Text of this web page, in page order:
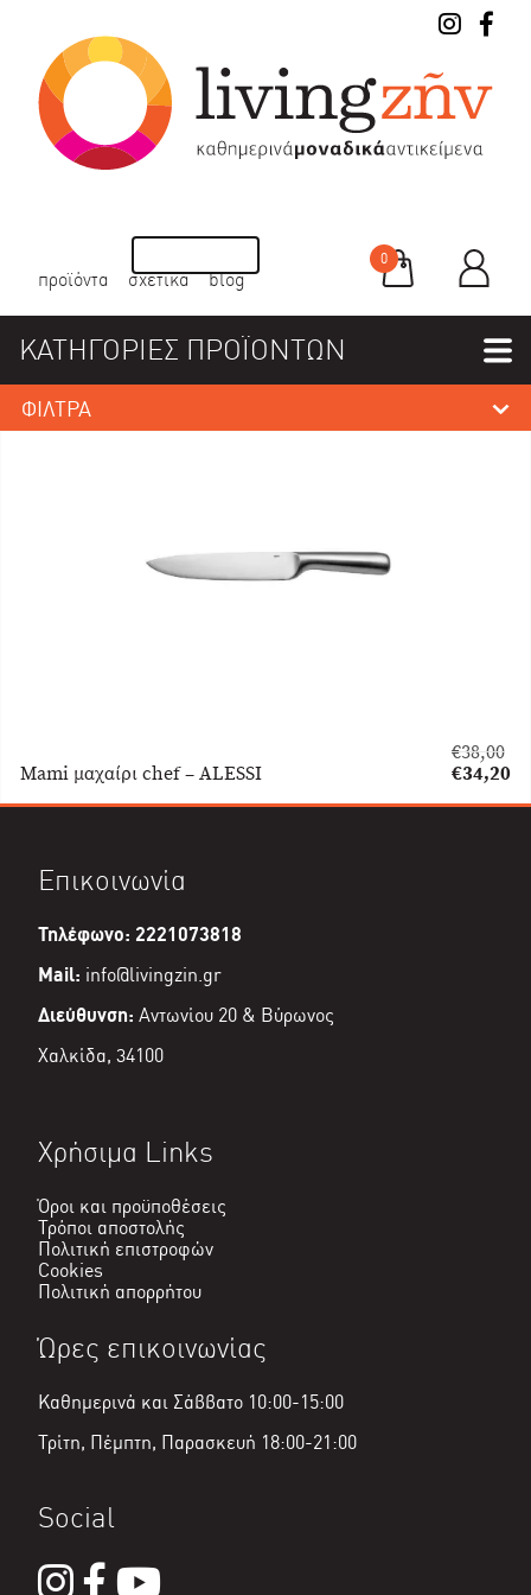
προϊόντα σχετικά blog
0
ΚΑΤΗΓΟΡΙΕΣ ΠΡΟΪΟΝΤΩΝ
ΦΙΛΤΡΑ
Mami μαχαίρι chef – ALESSI
€38,00
Original
was:
€34,20
τρέχουσα
Επικοινωνία
Τηλέφωνο: 2221073818
Mail: info@livingzin.gr
Διεύθυνση: Αντωνίου 20 & Βύρωνος
Χαλκίδα, 34100
Χρήσιμα Links
Όροι και προϋποθέσεις
Τρόποι αποστολής
Πολιτική επιστροφών
Cookies
Πολιτική απορρήτου
Ώρες επικοινωνίας
Καθημερινά και Σάββατο 10:00-15:00
Τρίτη, Πέμπτη, Παρασκευή 18:00-21:00
Social